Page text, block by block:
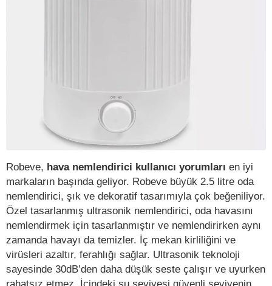
Robeve, hava nemlendirici kullanıcı yorumları en iyi
markaların başında geliyor. Robeve büyük 2.5 litre oda
nemlendirici, şık ve dekoratif tasarımıyla çok beğeniliyor.
Özel tasarlanmış ultrasonik nemlendirici, oda havasını
nemlendirmek için tasarlanmıştır ve nemlendirirken aynı
zamanda havayı da temizler. İç mekan kirliliğini ve
virüsleri azaltır, ferahlığı sağlar. Ultrasonik teknoloji
sayesinde 30dB’den daha düşük seste çalışır ve uyurken
rahatsız etmez. İçindeki su seviyesi güvenli seviyenin